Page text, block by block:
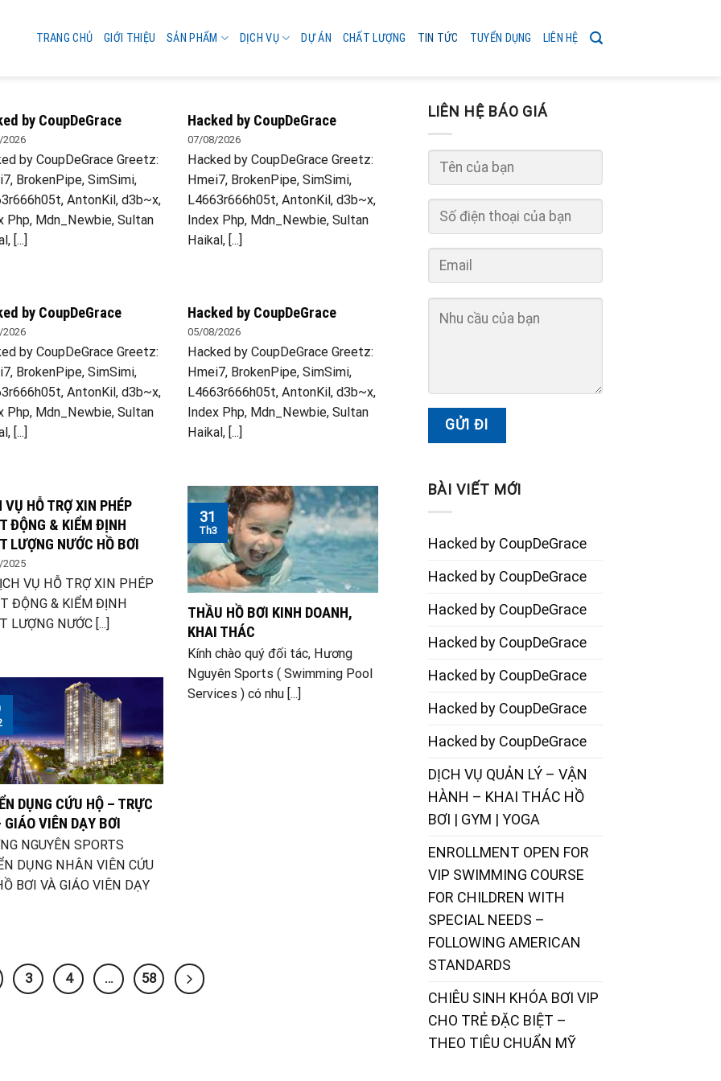
TRANG CHỦ GIỚI THIỆU SẢN PHẨM DỊCH VỤ DỰ ÁN CHẤT LƯỢNG TIN TỨC TUYỂN DỤNG LIÊN HỆ
by CoupDeGrace
by CoupDeGrace Greetz:
BrokenPipe, SimSimi,
AntonKil, d3b~x,
Php, Mdn_Newbie, Sultan
[...]
Hacked by CoupDeGrace
07/08/2026
Hacked by CoupDeGrace Greetz:
Hmei7, BrokenPipe, SimSimi,
L4663r666h05t, AntonKil, d3b~x,
Index Php, Mdn_Newbie, Sultan
Haikal, [...]
by CoupDeGrace
by CoupDeGrace Greetz:
BrokenPipe, SimSimi,
AntonKil, d3b~x,
Php, Mdn_Newbie, Sultan
[...]
Hacked by CoupDeGrace
05/08/2026
Hacked by CoupDeGrace Greetz:
Hmei7, BrokenPipe, SimSimi,
L4663r666h05t, AntonKil, d3b~x,
Index Php, Mdn_Newbie, Sultan
Haikal, [...]
VỤ HỖ TRỢ XIN PHÉP
ĐỘNG & KIỂM ĐỊNH
LƯỢNG NƯỚC HỒ BƠI
VỤ HỖ TRỢ XIN PHÉP
ĐỘNG & KIỂM ĐỊNH
LƯỢNG NƯỚC [...]
THẦU HỒ BƠI KINH DOANH,
KHAI THÁC
Kính chào quý đối tác, Hương
Nguyên Sports ( Swimming Pool
Services ) có nhu [...]
31
Th3
DỤNG CỨU HỘ – TRỰC
GIÁO VIÊN DẠY BƠI
NGUYÊN SPORTS
DỤNG NHÂN VIÊN CỨU
BƠI VÀ GIÁO VIÊN DẠY
3 4 … 58
LIÊN HỆ BÁO GIÁ
BÀI VIẾT MỚI
Hacked by CoupDeGrace
Hacked by CoupDeGrace
Hacked by CoupDeGrace
Hacked by CoupDeGrace
Hacked by CoupDeGrace
Hacked by CoupDeGrace
Hacked by CoupDeGrace
DỊCH VỤ QUẢN LÝ – VẬN
HÀNH – KHAI THÁC HỒ
BƠI | GYM | YOGA
ENROLLMENT OPEN FOR
VIP SWIMMING COURSE
FOR CHILDREN WITH
SPECIAL NEEDS –
FOLLOWING AMERICAN
STANDARDS
CHIÊU SINH KHÓA BƠI VIP
CHO TRẺ ĐẶC BIỆT –
THEO TIÊU CHUẨN MỸ